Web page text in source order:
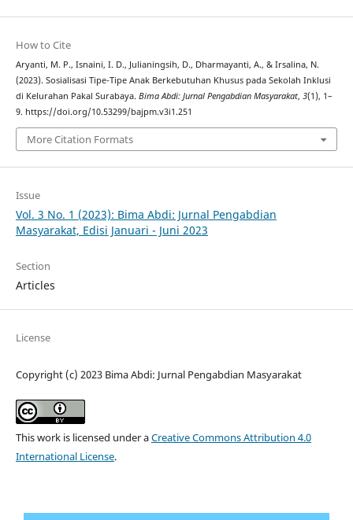
How to Cite
Aryanti, M. P., Isnaini, I. D., Julianingsih, D., Dharmayanti, A., & Irsalina, N.
(2023). Sosialisasi Tipe-Tipe Anak Berkebutuhan Khusus pada Sekolah Inklusi
di Kelurahan Pakal Surabaya. Bima Abdi: Jurnal Pengabdian Masyarakat, 3(1), 1–
9. https://doi.org/10.53299/bajpm.v3i1.251
More Citation Formats
Issue
Vol. 3 No. 1 (2023): Bima Abdi: Jurnal Pengabdian
Masyarakat, Edisi Januari - Juni 2023
Section
Articles
License
Copyright (c) 2023 Bima Abdi: Jurnal Pengabdian Masyarakat
This work is licensed under aCreative Commons Attribution 4.0
International License.